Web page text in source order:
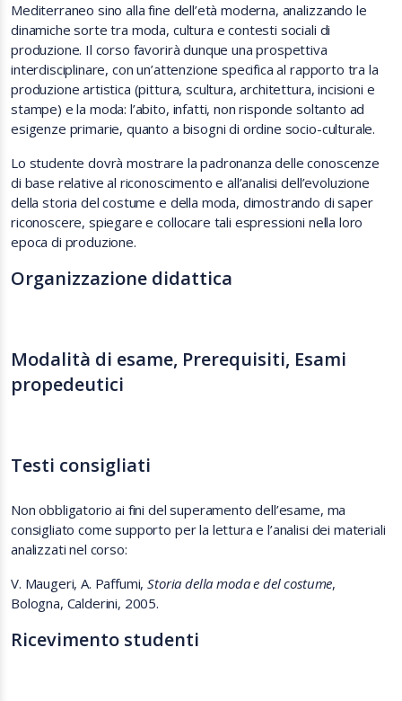
Mediterraneo sino alla fine dell’età moderna, analizzando le
dinamiche sorte tra moda, cultura e contesti sociali di
produzione. Il corso favorirà dunque unaprospettiva
interdisciplinare, con un’attenzione specifica al rapporto tra la
produzione artistica (pittura, scultura, architettura, incisioni e
stampe) e la moda: l’abito, infatti, non risponde soltanto ad
esigenze primarie, quanto a bisogni di ordine socio-culturale.
Lo studente dovrà mostrare la padronanza delle conoscenze
di base relative al riconoscimento e all’analisi dell’evoluzione
della storia del costume e della moda, dimostrando di saper
riconoscere, spiegare e collocare tali espressioni nella loro
epoca di produzione.
Organizzazione didattica
Modalità di esame, Prerequisiti, Esami
propedeutici
Testi consigliati
Non obbligatorio ai fini del superamento dell’esame, ma
consigliato come supporto per la lettura e l’analisi dei materiali
analizzati nel corso:
V. Maugeri, A. Paffumi, Storia della moda e del costume,
Bologna, Calderini, 2005.
Ricevimento studenti